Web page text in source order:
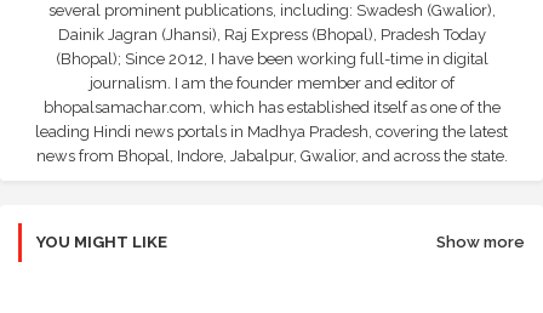
several prominent publications, including: Swadesh (Gwalior),
Dainik Jagran (Jhansi), Raj Express (Bhopal), Pradesh Today
(Bhopal); Since 2012, I have been working full-time in digital
journalism. I am the founder member and editor of
bhopalsamachar.com, which has established itself as one of the
leading Hindi news portals in Madhya Pradesh, covering the latest
news from Bhopal, Indore, Jabalpur, Gwalior, and across the state.
YOU MIGHT LIKE Show more